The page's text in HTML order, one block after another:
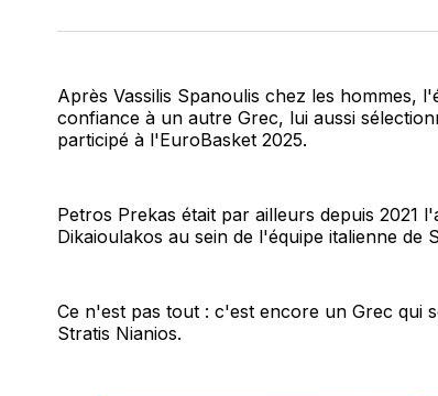
Après Vassilis Spanoulis chez les hommes,
confiance à un autre Grec, lui aussi
participé à l'EuroBasket 2025.
Petros Prekas était par ailleurs depuis 2021
Dikaioulakos au sein de l'équipe italienne de
Ce n'est pas tout : c'est encore un Grec qui
Stratis Nianios.